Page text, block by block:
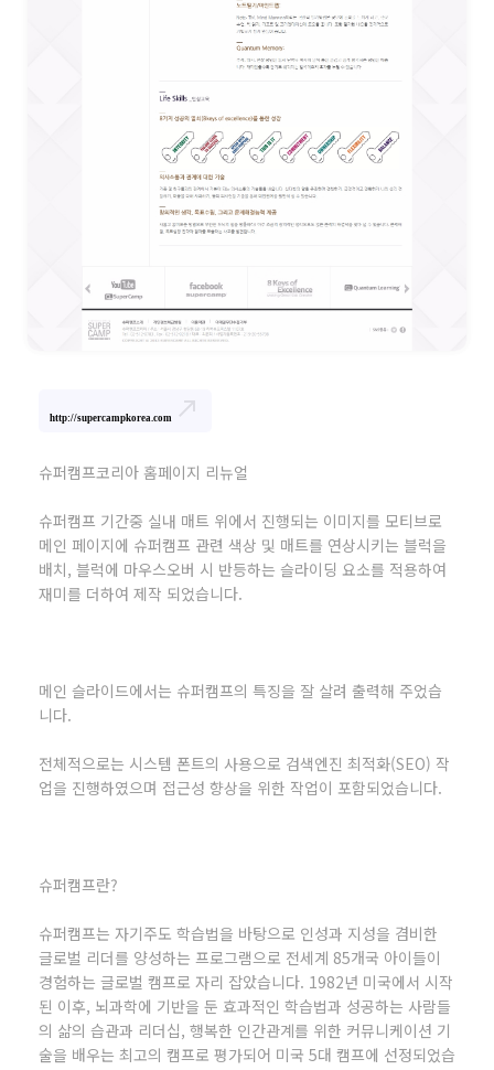
http://supercampkorea.com north_east
슈퍼캠프코리아 홈페이지 리뉴얼
슈퍼캠프 기간중 실내 매트 위에서 진행되는 이미지를 모티브로
메인 페이지에 슈퍼캠프 관련 색상 및 매트를 연상시키는 블럭을
배치, 블럭에 마우스오버 시 반등하는 슬라이딩 요소를 적용하여
재미를 더하여 제작 되었습니다.
메인 슬라이드에서는 슈퍼캠프의 특징을 잘 살려 출력해 주었습
니다.
전체적으로는 시스템 폰트의 사용으로 검색엔진 최적화(SEO) 작
업을 진행하였으며 접근성 향상을 위한 작업이 포함되었습니다.
슈퍼캠프란?
슈퍼캠프는 자기주도 학습법을 바탕으로 인성과 지성을 겸비한
글로벌 리더를 양성하는 프로그램으로 전세계 85개국 아이들이
경험하는 글로벌 캠프로 자리 잡았습니다. 1982년 미국에서 시작
된 이후, 뇌과학에 기반을 둔 효과적인 학습법과 성공하는 사람들
의 삶의 습관과 리더십, 행복한 인간관계를 위한 커뮤니케이션 기
술을 배우는 최고의 캠프로 평가되어 미국 5대 캠프에 선정되었습